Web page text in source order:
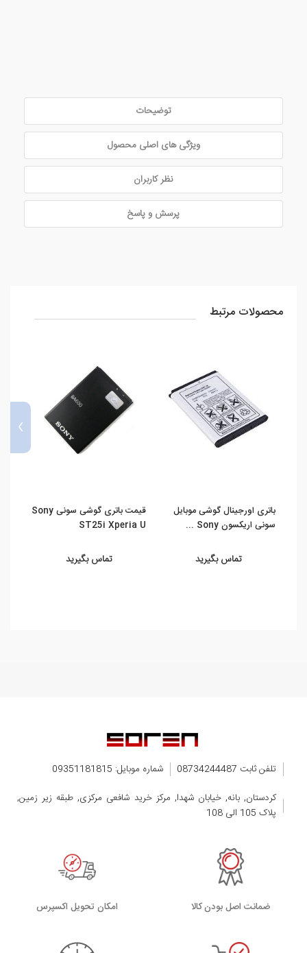
توضیحات
ویژگی های اصلی محصول
نظر کاربران
پرسش و پاسخ
محصولات مرتبط
باتری اورجینال گوشی موبایل
سونی اریکسون Sony ...
تماس بگیرید
قیمت باتری گوشی سونی Sony
ST25i Xperia U
تماس بگیرید
›
تلفن ثابت 08734244487
شماره موبایل: 09351181815
کردستان, بانه, خیابان شهدا, مرکز خرید شافعی مرکزی, طبقه زیر زمین,
پلاک 105 الی 108
ضمانت اصل بودن کالا اﻣﮑﺎن ﺗﺤﻮﯾﻞ اﮐﺴﭙﺮس